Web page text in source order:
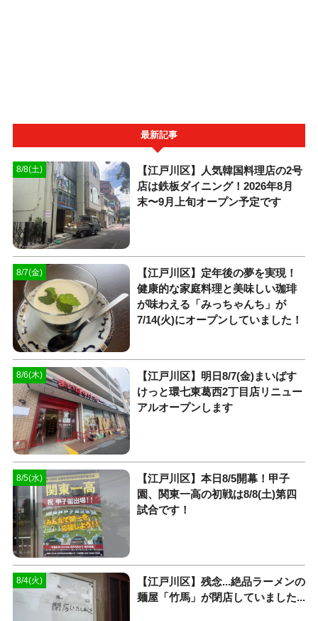
最新記事
8/8(土)
【江戸川区】人気韓国料理店の2号
店は鉄板ダイニング！2026年8月
末〜9月上旬オープン予定です
8/7(金)
【江戸川区】定年後の夢を実現！
健康的な家庭料理と美味しい珈琲
が味わえる「みっちゃんち」が
7/14(火)にオープンしていました！
8/6(木)
【江戸川区】明日8/7(金)まいばす
けっと環七東葛西2丁目店リニュー
アルオープンします
8/5(水)
【江戸川区】本日8/5開幕！甲子
園、関東一高の初戦は8/8(土)第四
試合です！
8/4(火)
【江戸川区】残念...絶品ラーメンの
麺屋「竹馬」が閉店していました...